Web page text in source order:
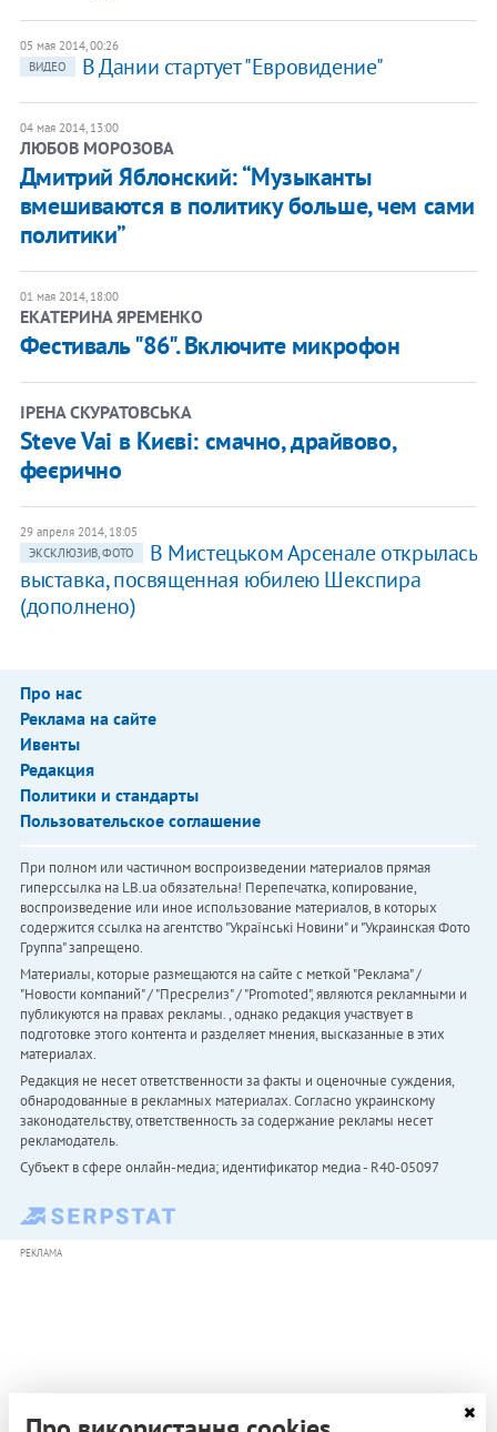
05 мая 2014, 00:26
ВИДЕО
В Дании стартует "Евровидение"
04 мая 2014, 13:00
ЛЮБОВ МОРОЗОВА
Дмитрий Яблонский: “Музыканты
вмешиваются в политику больше, чем сами
политики”
01 мая 2014, 18:00
ЕКАТЕРИНА ЯРЕМЕНКО
Фестиваль "86". Включите микрофон
ІРЕНА СКУРАТОВСЬКА
Steve Vai в Києві: смачно, драйвово,
феєрично
29 апреля 2014, 18:05
ЭКСКЛЮЗИВ, ФОТО
В Мистецьком Арсенале открылась
выставка, посвященная юбилею Шекспира
(дополнено)
Про нас
Реклама на сайте
Ивенты
Редакция
Политики и стандарты
Пользовательское соглашение
При полном или частичном воспроизведении материалов прямая
гиперссылка на LB.ua обязательна! Перепечатка, копирование,
воспроизведение или иное использование материалов, в которых
содержится ссылка на агентство "Українськi Новини" и "Украинская Фото
Группа" запрещено.
Материалы, которые размещаются на сайте с меткой "Реклама" /
"Новости компаний" / "Пресрелиз" / "Promoted", являются рекламными и
публикуются на правах рекламы. , однако редакция участвует в
подготовке этого контента и разделяет мнения, высказанные в этих
материалах.
Редакция не несет ответственности за факты и оценочные суждения,
обнародованные в рекламных материалах. Согласно украинскому
законодательству, ответственность за содержание рекламы несет
рекламодатель.
Субъект в сфере онлайн-медиа; идентификатор медиа - R40-05097
РЕКЛАМА